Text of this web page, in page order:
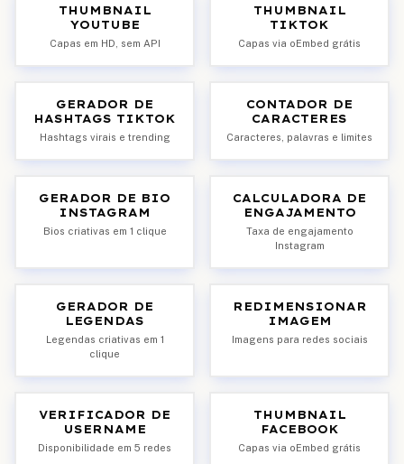
THUMBNAIL
YOUTUBE
Capas em HD, sem API
THUMBNAIL
TIKTOK
Capas via oEmbed grátis
GERADOR DE
HASHTAGS TIKTOK
Hashtags virais e trending
CONTADOR DE
CARACTERES
Caracteres, palavras e limites
GERADOR DE BIO
INSTAGRAM
Bios criativas em 1 clique
CALCULADORA DE
ENGAJAMENTO
Taxa de engajamento
Instagram
GERADOR DE
LEGENDAS
Legendas criativas em 1
clique
REDIMENSIONAR
IMAGEM
Imagens para redes sociais
VERIFICADOR DE
USERNAME
Disponibilidade em 5 redes
THUMBNAIL
FACEBOOK
Capas via oEmbed grátis